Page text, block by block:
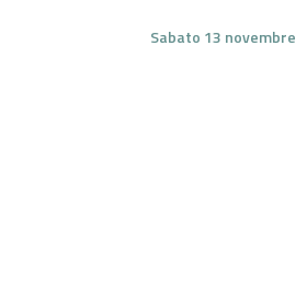
Sabato 13 novembre